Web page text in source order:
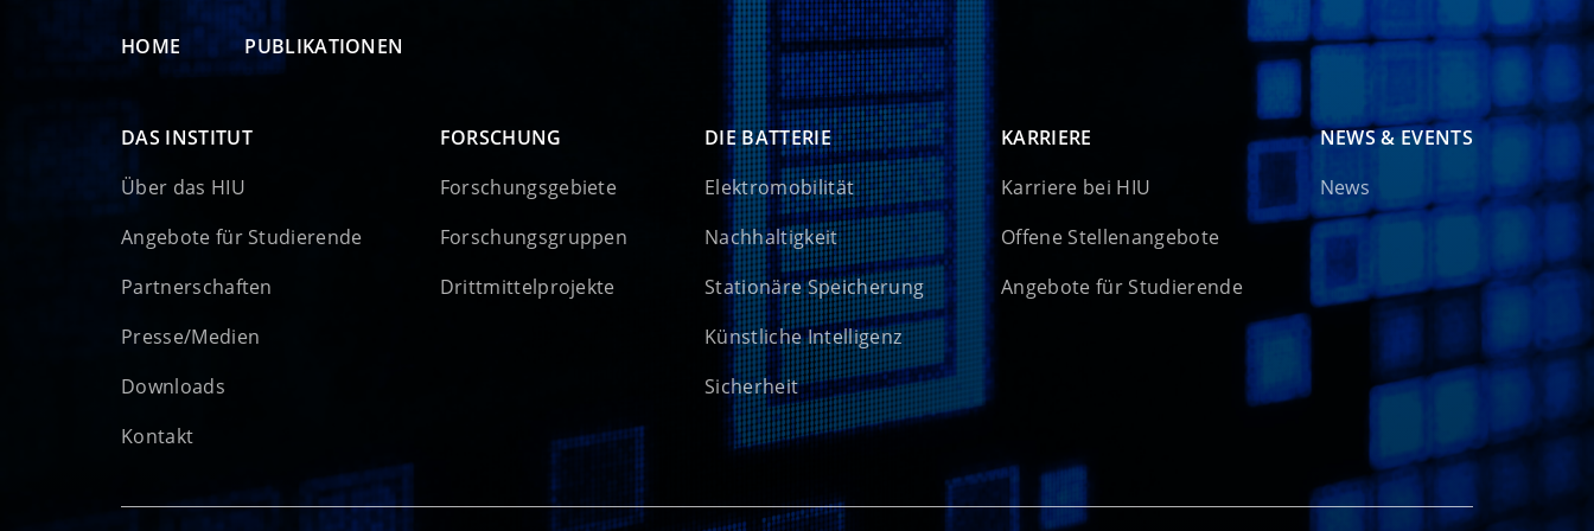
HOME PUBLIKATIONEN
DAS INSTITUT
Über das HIU
Angebote für Studierende
Partnerschaften
Presse/Medien
Downloads
Kontakt
FORSCHUNG
Forschungsgebiete
Forschungsgruppen
Drittmittelprojekte
DIE BATTERIE
Elektromobilität
Nachhaltigkeit
Stationäre Speicherung
Künstliche Intelligenz
Sicherheit
KARRIERE
Karriere bei HIU
Offene Stellenangebote
Angebote für Studierende
NEWS & EVENTS
News